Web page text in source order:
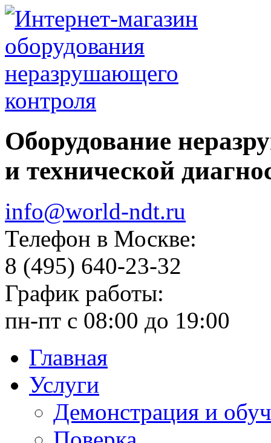
Оборудование
и технической
info@world-ndt.ru
Телефон в Москве:
8 (495) 640-23-32
График работы:
пн-пт с 08:00 до 19:00
Главная
Услуги
Демонстрация и